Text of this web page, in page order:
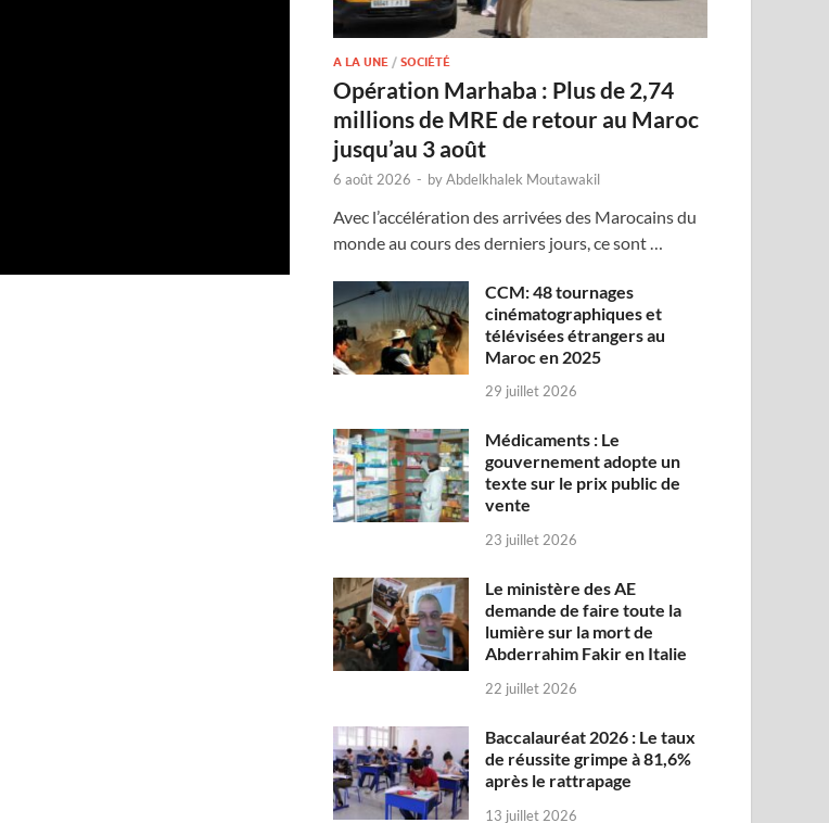
A LA UNE /SOCIÉTÉ
Opération Marhaba : Plus de 2,74
millions de MRE de retour au Maroc
jusqu’au 3 août
6 août 2026 - byAbdelkhalek Moutawakil
Avec l’accélération des arrivées des Marocains du
monde au cours des derniers jours, ce sont …
CCM: 48 tournages
cinématographiques et
télévisées étrangers au
Maroc en 2025
29 juillet 2026
Médicaments : Le
gouvernement adopte un
texte sur le prix public de
vente
23 juillet 2026
Le ministère des AE
demande de faire toute la
lumière sur la mort de
Abderrahim Fakir en Italie
22 juillet 2026
Baccalauréat 2026 : Le taux
de réussite grimpe à 81,6%
après le rattrapage
13 juillet 2026